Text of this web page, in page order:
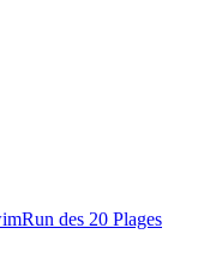
des 20 Plages